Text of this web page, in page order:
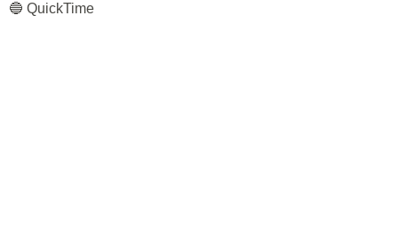
🔵 QuickTime